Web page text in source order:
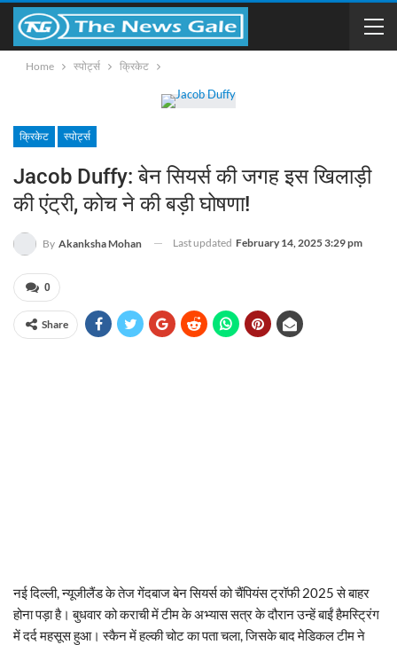
Home स्पोर्ट्स क्रिकेट
क्रिकेट स्पोर्ट्स
Jacob Duffy: बेन सियर्स की जगह इस खिलाड़ी
की एंट्री, कोच ने की बड़ी घोषणा!
By Akanksha Mohan Last updated February 14, 2025 3:29 pm
0
Share
नई दिल्ली, न्यूजीलैंड के तेज गेंदबाज बेन सियर्स को चैंपियंस ट्रॉफी 2025 से बाहर
होना पड़ा है। बुधवार को कराची में टीम के अभ्यास सत्र के दौरान उन्हें बाईं हैमस्ट्रिंग
में दर्द महसूस हुआ। स्कैन में हल्की चोट का पता चला, जिसके बाद मेडिकल टीम ने